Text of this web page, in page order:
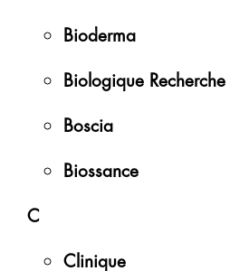
Bioderma
Biologique Recherche
Boscia
Biossance
C
Clinique